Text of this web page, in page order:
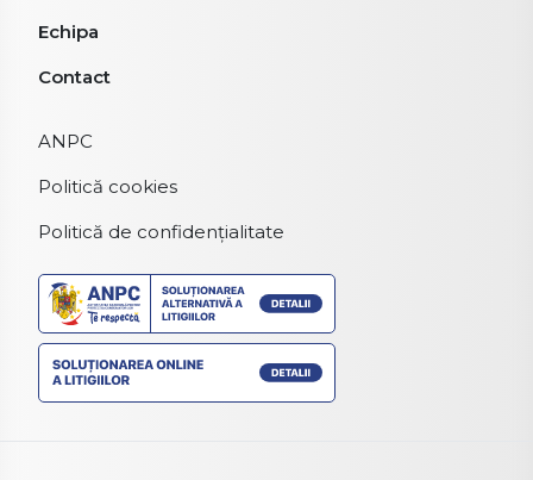
Echipa
Contact
ANPC
Politică cookies
Politică de confidențialitate